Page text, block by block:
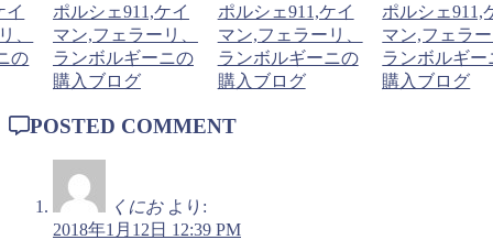
イ
、
の
ポルシェ911,ケイ
マン,フェラーリ、
ランボルギーニの
購入ブログ
ポルシェ911,ケイ
マン,フェラーリ、
ランボルギーニの
購入ブログ
ポルシェ911,
マン,フェラ
ランボルギー
購入ブログ
POSTED COMMENT
くにお より:
2018年1月12日 12:39 PM